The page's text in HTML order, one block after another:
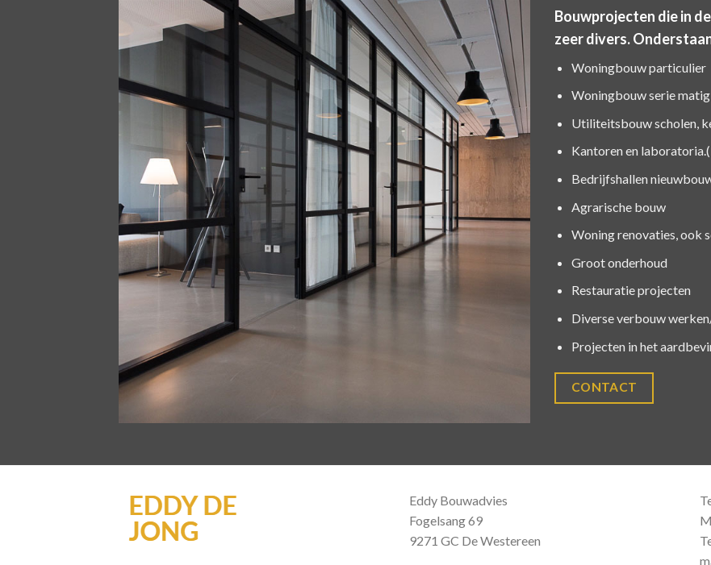
Bouwprojecten die in
zeer divers.
Woningbouw particulier
Woningbouw serie matig
Utiliteitsbouw scholen,
Kantoren en
Bedrijfshallen
Agrarische bouw
Woning renovaties, ook
Groot onderhoud
Restauratie projecten
Diverse verbouw
Projecten in het
CONTACT
Eddy Bouwadvies
Fogelsang 69
9271 GC De Westereen